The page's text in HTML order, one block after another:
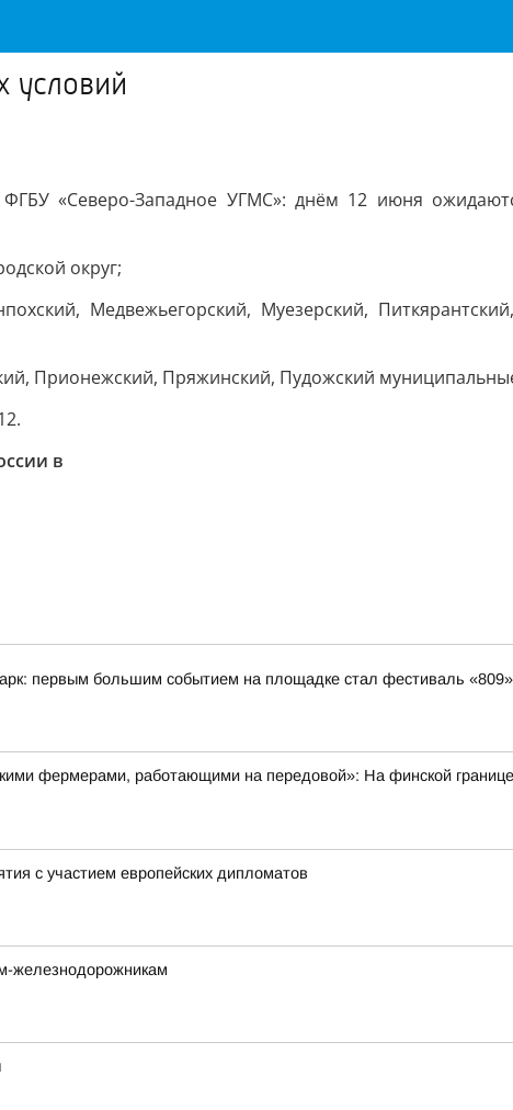
условий
«Северо-Западное УГМС»: днём 12 июня
округ;
Медвежьегорский, Муезерский,
Прионежский, Пряжинский, Пудожский
в
первым большим событием на площадке стал фестиваль «809»
фермерами, работающими на передовой»: На финской
с участием европейских дипломатов
железнодорожникам